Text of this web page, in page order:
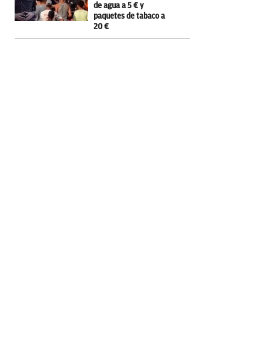
de agua a 5 € y
paquetes de tabaco a
20 €